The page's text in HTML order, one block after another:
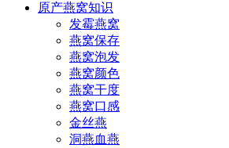
原产燕窝知识
发霉燕窝
燕窝保存
燕窝泡发
燕窝颜色
燕窝干度
燕窝口感
金丝燕
洞燕血燕